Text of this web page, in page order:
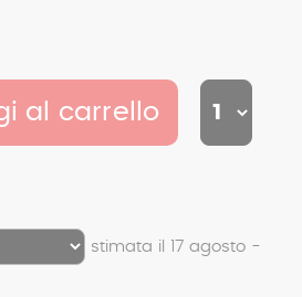
stimata il 17 agosto -
al carrello